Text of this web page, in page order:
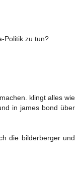
Politik zu tun?
klingt alles wie
in james bond über
die bilderberger und